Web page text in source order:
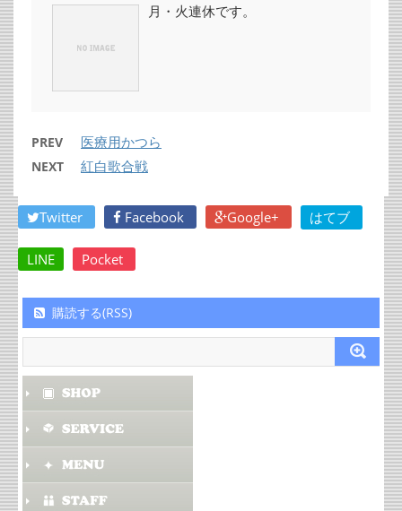
月・火連休です。
PREV 医療用かつら
NEXT 紅白歌合戦
Twitter Facebook Google+ はてブ
LINE Pocket
購読する(RSS)